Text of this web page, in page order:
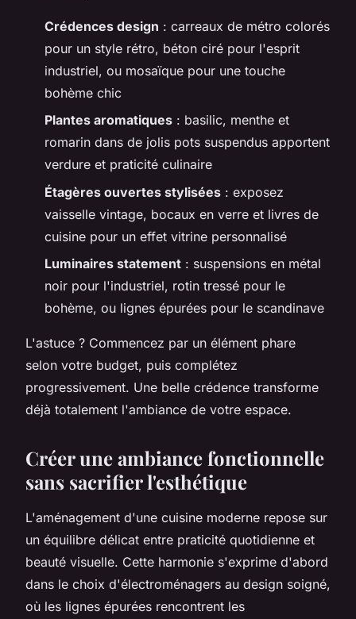
Crédences design : carreaux de métro colorés
pour un style rétro, béton ciré pour l'esprit
industriel, ou mosaïque pour une touche
bohème chic
Plantes aromatiques : basilic, menthe et
romarin dans de jolis pots suspendus apportent
verdure et praticité culinaire
Étagères ouvertes stylisées : exposez
vaisselle vintage, bocaux en verre et livres de
cuisine pour un effet vitrine personnalisé
Luminaires statement : suspensions en métal
noir pour l'industriel, rotin tressé pour le
bohème, ou lignes épurées pour le scandinave
L'astuce ? Commencez par un élément phare
selon votre budget, puis complétez
progressivement. Une belle crédence transforme
déjà totalement l'ambiance de votre espace.
Créer une ambiance fonctionnelle
sans sacrifier l'esthétique
L'aménagement d'une cuisine moderne repose sur
un équilibre délicat entre praticité quotidienne et
beauté visuelle. Cette harmonie s'exprime d'abord
dans le choix d'électroménagers au design soigné,
où les lignes épurées rencontrent les